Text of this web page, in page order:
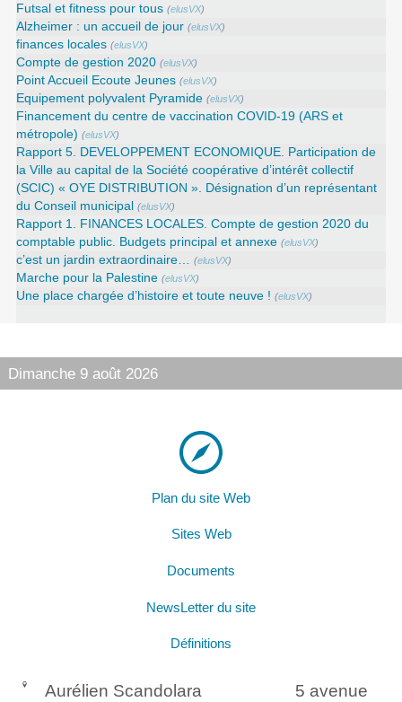
Futsal et fitness pour tous (elusVX)
Alzheimer : un accueil de jour (elusVX)
finances locales (elusVX)
Compte de gestion 2020 (elusVX)
Point Accueil Ecoute Jeunes (elusVX)
Equipement polyvalent Pyramide (elusVX)
Financement du centre de vaccination COVID-19 (ARS et
métropole) (elusVX)
Rapport 5. DEVELOPPEMENT ECONOMIQUE. Participation de
la Ville au capital de la Société coopérative d’intérêt collectif
(SCIC) « OYE DISTRIBUTION ». Désignation d’un représentant
du Conseil municipal (elusVX)
Rapport 1. FINANCES LOCALES. Compte de gestion 2020 du
comptable public. Budgets principal et annexe (elusVX)
c’est un jardin extraordinaire… (elusVX)
Marche pour la Palestine (elusVX)
Une place chargée d’histoire et toute neuve ! (elusVX)
Dimanche 9 août 2026
Plan du site Web
Sites Web
Documents
NewsLetter du site
Définitions
Aurélien Scandolara
5 avenue